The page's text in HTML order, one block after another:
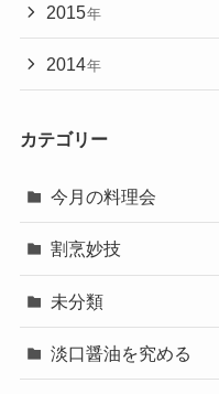
2015年
2014年
カテゴリー
今月の料理会
割烹妙技
未分類
淡口醤油を究める